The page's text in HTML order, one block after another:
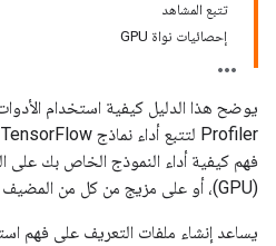
تتبع المشاهد
إحصائيات نواة GPU
(GPU)، أو على مزيج من كل من المضيف والجهاز (الأجهزة).
يساعد إنشاء ملفات التعريف على فهم